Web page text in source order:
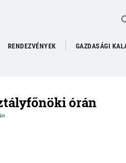
RENDEZVÉNYEK GAZDASÁGI
órán